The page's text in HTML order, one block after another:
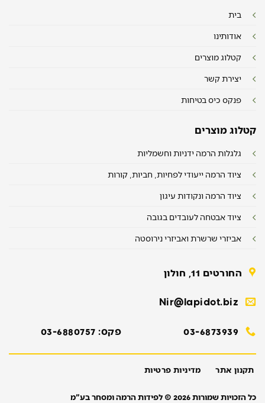
בית
אודותינו
קטלוג מוצרים
יצירת קשר
פנקס כיס בטיחות
קטלוג מוצרים
גלגלות הרמה ידניות וחשמליות
ציוד הרמה ייעודי לפחיות, חביות, קורות
ציוד הרמה ונקודות עיגון
ציוד אבטחה לעובדים בגובה
אביזרי שרשרת ואביזרי נירוסטה
החורטים 11, חולון
Nir@lapidot.biz
03-6873939 פקס: 03-6880757
תקנון אתר מדיניות פרטיות
כל הזכויות שמורות 2026 © לפידות הרמה ומסחר בע"מ